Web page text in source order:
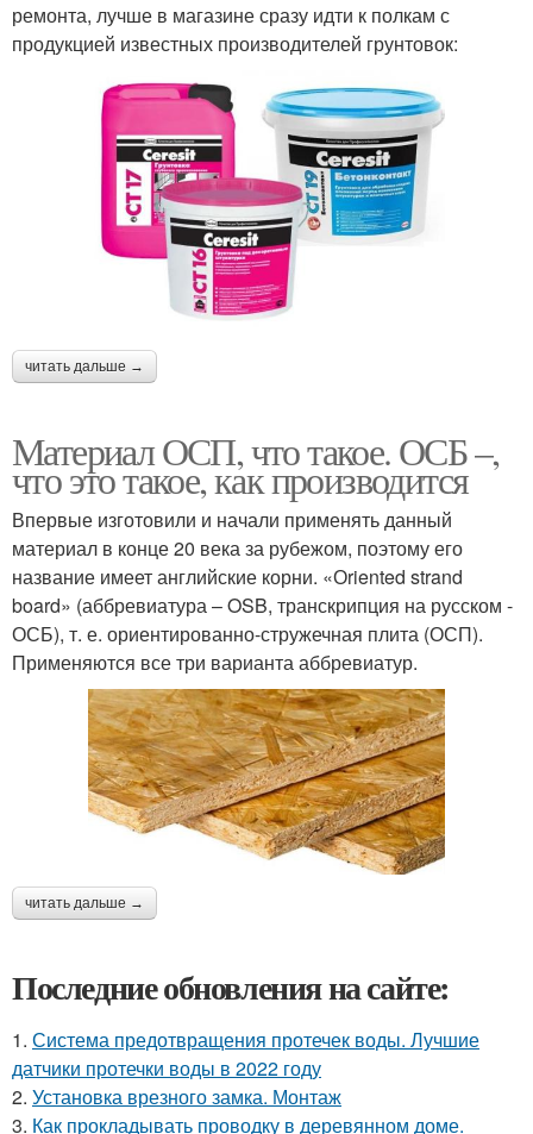
ремонта, лучше в магазине сразу идти к полкам с
продукцией известных производителей грунтовок:
читать дальше →
Материал ОСП, что такое. ОСБ –,
что это такое, как производится
Впервые изготовили и начали применять данный
материал в конце 20 века за рубежом, поэтому его
название имеет английские корни. «Оriented strand
board» (аббревиатура – OSB, транскрипция на русском -
ОСБ), т. е. ориентированно-стружечная плита (ОСП).
Применяются все три варианта аббревиатур.
читать дальше →
Последние обновления на сайте:
1. Система предотвращения протечек воды. Лучшие
датчики протечки воды в 2022 году
2. Установка врезного замка. Монтаж
3. Как прокладывать проводку в деревянном доме.